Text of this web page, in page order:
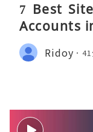
7 Best
Accounts
Ridoy